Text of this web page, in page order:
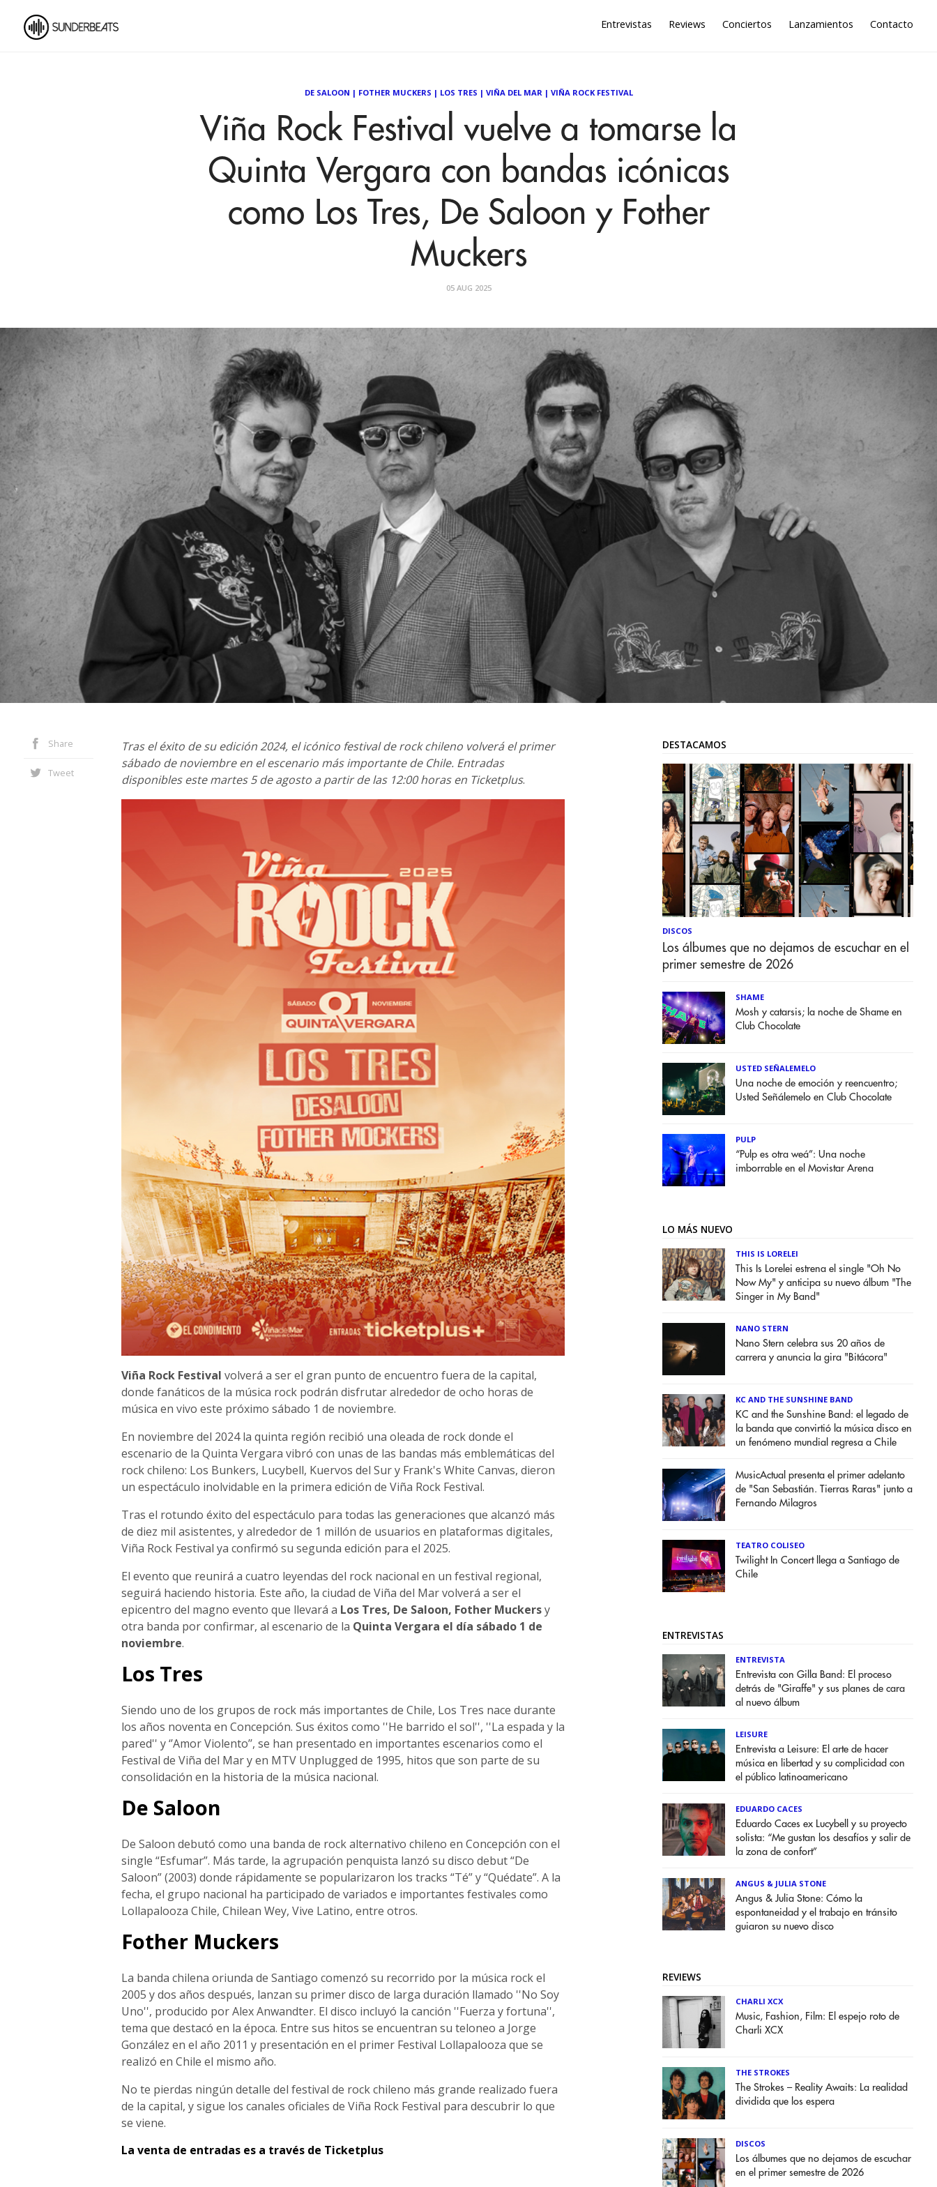
Entrevistas Reviews Conciertos Lanzamientos Contacto
DE SALOON | FOTHER MUCKERS | LOS TRES | VIÑA DEL MAR| VIÑA ROCK FESTIVAL
Viña Rock Festival vuelve a tomarse la
Quinta Vergara con bandas icónicas
como Los Tres, De Saloon y Fother
Muckers
05 AUG 2025
Share
Tweet
Tras el éxito de su edición 2024, el icónico festival de rock chileno volverá el primer
sábado de noviembre en el escenario más importante de Chile. Entradas
disponibles este martes 5 de agosto a partir de las 12:00 horas en Ticketplus.
Viña Rock Festival volverá a ser el gran punto de encuentro fuera de la capital,
donde fanáticos de la música rock podrán disfrutar alrededor de ocho horas de
música en vivo este próximo sábado 1 de noviembre.
En noviembre del 2024 la quinta región recibió una oleada de rock donde el
escenario de la Quinta Vergara vibró con unas de las bandas más emblemáticas del
rock chileno: Los Bunkers, Lucybell, Kuervos del Sur y Frank's White Canvas, dieron
un espectáculo inolvidable en la primera edición de Viña Rock Festival.
Tras el rotundo éxito del espectáculo para todas las generaciones que alcanzó más
de diez mil asistentes, y alrededor de 1 millón de usuarios en plataformas digitales,
Viña Rock Festival ya confirmó su segunda edición para el 2025.
El evento que reunirá a cuatro leyendas del rock nacional en un festival regional,
seguirá haciendo historia. Este año, la ciudad de Viña del Mar volverá a ser el
epicentro del magno evento que llevará a Los Tres, De Saloon, Fother Muckersy
otra banda por confirmar, al escenario de la Quinta Vergara el día sábado 1 de
noviembre.
Los Tres
Siendo uno de los grupos de rock más importantes de Chile, Los Tres nace durante
los años noventa en Concepción. Sus éxitos como ''He barrido el sol'', ''La espada y la
pared'' y ‘’Amor Violento’’, se han presentado en importantes escenarios como el
Festival de Viña del Mar y en MTV Unplugged de 1995, hitos que son parte de su
consolidación en la historia de la música nacional.
De Saloon
De Saloon debutó como una banda de rock alternativo chileno en Concepción con el
single “Esfumar”. Más tarde, la agrupación penquista lanzó su disco debut “De
Saloon” (2003) donde rápidamente se popularizaron los tracks “Té” y “Quédate”. A la
fecha, el grupo nacional ha participado de variados e importantes festivales como
Lollapalooza Chile, Chilean Wey, Vive Latino, entre otros.
Fother Muckers
La banda chilena oriunda de Santiago comenzó su recorrido por la música rock el
2005 y dos años después, lanzan su primer disco de larga duración llamado ''No Soy
Uno'', producido por Alex Anwandter. El disco incluyó la canción ''Fuerza y fortuna'',
tema que destacó en la época. Entre sus hitos se encuentran su teloneo a Jorge
González en el año 2011 y presentación en el primer Festival Lollapalooza que se
realizó en Chile el mismo año.
No te pierdas ningún detalle del festival de rock chileno más grande realizado fuera
de la capital, y sigue los canales oficiales de Viña Rock Festival para descubrir lo que
se viene.
La venta de entradas es a través de Ticketplus
DESTACAMOS
DISCOS
Los álbumes que no dejamos de escuchar en el
primer semestre de 2026
SHAME
Mosh y catarsis; la noche de Shame en
Club Chocolate
USTED SEÑALEMELO
Una noche de emoción y reencuentro;
Usted Señálemelo en Club Chocolate
PULP
“Pulp es otra weá”: Una noche
imborrable en el Movistar Arena
LO MÁS NUEVO
THIS IS LORELEI
This Is Lorelei estrena el single "Oh No
Now My" y anticipa su nuevo álbum "The
Singer in My Band"
NANO STERN
Nano Stern celebra sus 20 años de
carrera y anuncia la gira "Bitácora"
KC AND THE SUNSHINE BAND
KC and the Sunshine Band: el legado de
la banda que convirtió la música disco en
un fenómeno mundial regresa a Chile
MusicActual presenta el primer adelanto
de "San Sebastián. Tierras Raras" junto a
Fernando Milagros
TEATRO COLISEO
Twilight In Concert llega a Santiago de
Chile
ENTREVISTAS
ENTREVISTA
Entrevista con Gilla Band: El proceso
detrás de "Giraffe" y sus planes de cara
al nuevo álbum
LEISURE
Entrevista a Leisure: El arte de hacer
música en libertad y su complicidad con
el público latinoamericano
EDUARDO CACES
Eduardo Caces ex Lucybell y su proyecto
solista: “Me gustan los desafíos y salir de
la zona de confort”
ANGUS & JULIA STONE
Angus & Julia Stone: Cómo la
espontaneidad y el trabajo en tránsito
guiaron su nuevo disco
REVIEWS
CHARLI XCX
Music, Fashion, Film: El espejo roto de
Charli XCX
THE STROKES
The Strokes – Reality Awaits: La realidad
dividida que los espera
DISCOS
Los álbumes que no dejamos de escuchar
en el primer semestre de 2026